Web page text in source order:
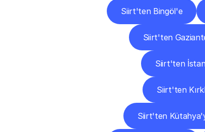
Siirt'ten Bingöl'e
Siirt'ten
Siirt'ten
Siirt'ten
Siirt'ten